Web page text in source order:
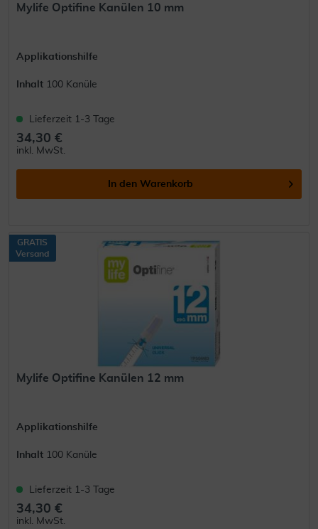
Mylife Optifine Kanülen 10 mm
Applikationshilfe
Inhalt 100 Kanüle
Lieferzeit 1-3 Tage
34,30 €
inkl. MwSt.
In den Warenkorb
GRATIS
Versand
Mylife Optifine Kanülen 12 mm
Applikationshilfe
Inhalt 100 Kanüle
Lieferzeit 1-3 Tage
34,30 €
inkl. MwSt.